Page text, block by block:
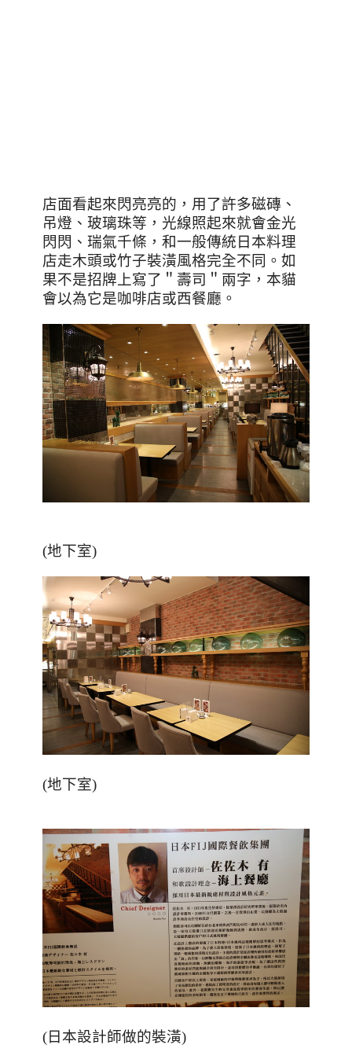
店面看起來閃亮亮的，用了許多磁磚、
吊燈、玻璃珠等，光線照起來就會金光
閃閃、瑞氣千條，和一般傳統日本料理
店走木頭或竹子裝潢風格完全不同。如
果不是招牌上寫了＂壽司＂兩字，本貓
會以為它是咖啡店或西餐廳。
(地下室)
(地下室)
(日本設計師做的裝潢)